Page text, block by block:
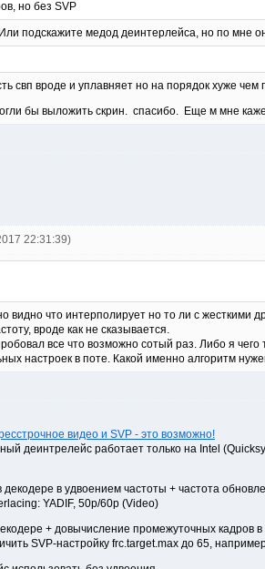
но без SVP
подскажите медод деинтерлейса, но по мне
свп вроде и уплавняет но на порядок хуже
бы выложить скрин. спасибо. Еще м мне
22:31:39)
видно что интерполирует но то ли с
вроде как не сказывается.
все что возможно сотый раз. Либо я
настроек в поте. Какой именно алгоритм
видео и SVP - это возможно!
деинтрелейс работает только на Intel
в удвоением частоты + частота
YADIF, 50p/60p (Video)
+ довычисление промежуточных кадров в
SVP-настройку frc.target.max до 65,